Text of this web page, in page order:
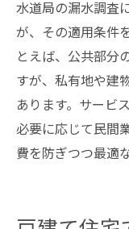
水道局の漏水調査
が、その適用条件
とえば、公共部分
すが、私有地や建
あります。サービ
必要に応じて民間
費を防ぎつつ最適